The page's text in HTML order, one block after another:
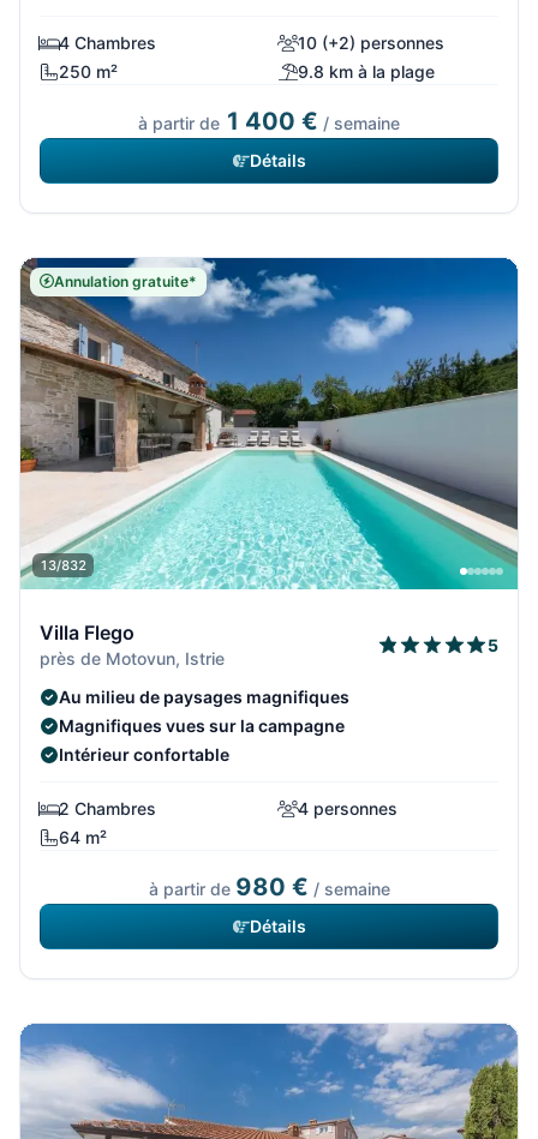
4 Chambres
10 (+2) personnes
250 m²
9.8 km à la plage
à partir de 1 400 € / semaine
Détails
Annulation gratuite*
13/832
Villa Flego
près de Motovun, Istrie
5
Au milieu de paysages magnifiques
Magnifiques vues sur la campagne
Intérieur confortable
2 Chambres
4 personnes
64 m²
à partir de 980 € / semaine
Détails